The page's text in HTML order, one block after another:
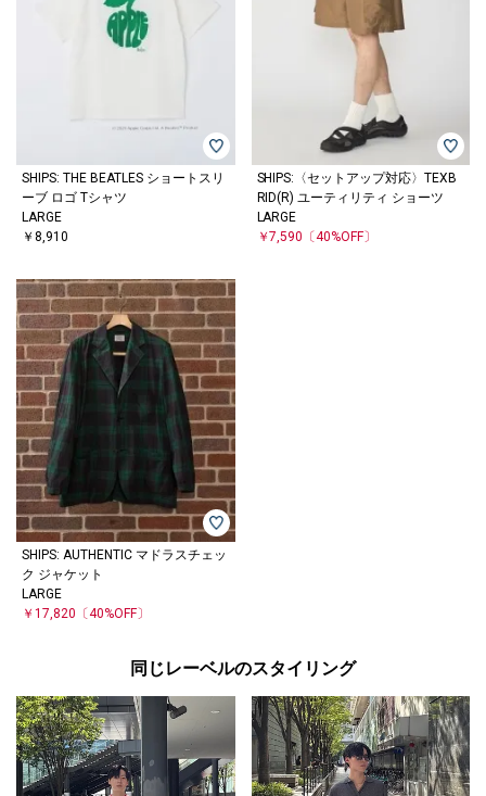
SHIPS: THE BEATLES ショートスリ
ーブ ロゴ Tシャツ
LARGE
￥8,910
SHIPS:〈セットアップ対応〉TEXB
RID(R) ユーティリティ ショーツ
LARGE
￥7,590 〔40%OFF〕
SHIPS: AUTHENTIC マドラスチェッ
ク ジャケット
LARGE
￥17,820 〔40%OFF〕
同じレーベルのスタイリング